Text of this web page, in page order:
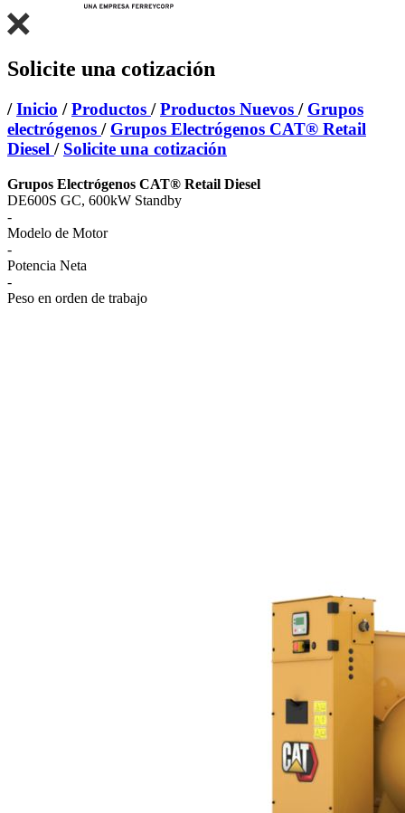
Solicite una cotización
/Inicio /Productos /Productos Nuevos / Grupos
electrógenos / Grupos Electrógenos CAT® Retail
Diesel / Solicite una cotización
Grupos Electrógenos CAT® Retail Diesel
DE600S GC, 600kW Standby
-
Modelo de Motor
-
Potencia Neta
-
Peso en orden de trabajo